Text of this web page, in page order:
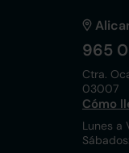
965
Ctra.
03007
Cómo
Lunes a